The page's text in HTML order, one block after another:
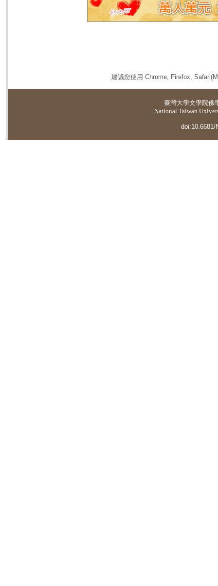
建議您使用 Chrome, Firefox,
臺灣大學文學院佛
National Taiwan
doi:10.6681/